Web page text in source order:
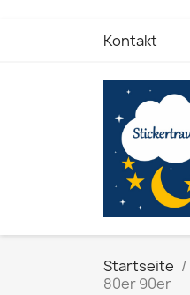
Kontakt
Startseite
80er 90er